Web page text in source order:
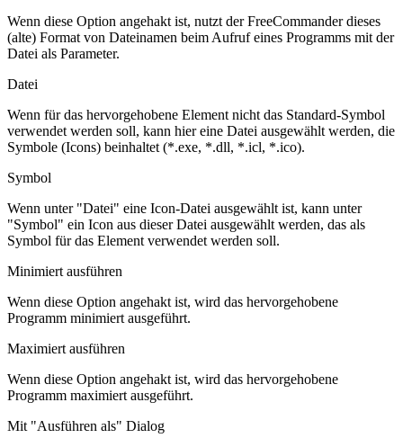
Wenn diese Option angehakt ist, nutzt der FreeCommander dieses
(alte) Format von Dateinamen beim Aufruf eines Programms mit der
Datei als Parameter.
Datei
Wenn für das hervorgehobene Element nicht das Standard-Symbol
verwendet werden soll, kann hier eine Datei ausgewählt werden, die
Symbole (Icons) beinhaltet (*.exe, *.dll, *.icl, *.ico).
Symbol
Wenn unter "Datei" eine Icon-Datei ausgewählt ist, kann unter
"Symbol" ein Icon aus dieser Datei ausgewählt werden, das als
Symbol für das Element verwendet werden soll.
Minimiert ausführen
Wenn diese Option angehakt ist, wird das hervorgehobene
Programm minimiert ausgeführt.
Maximiert ausführen
Wenn diese Option angehakt ist, wird das hervorgehobene
Programm maximiert ausgeführt.
Mit "Ausführen als" Dialog